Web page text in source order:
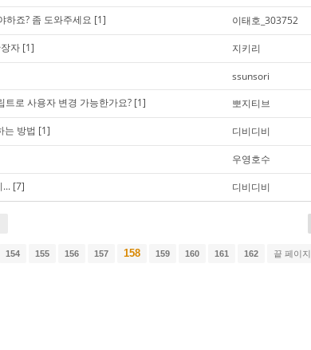
하죠? 좀 도와주세요 [1] 이태호_303752
자 [1] 지키리
ssunsori
로 사용자 변경 가능한가요? [1] 뽀지티브
는 방법 [1] 디비디비
우영호수
... [7] 디비디비
154 155 156 157 158 159 160 161 162 끝 페이지